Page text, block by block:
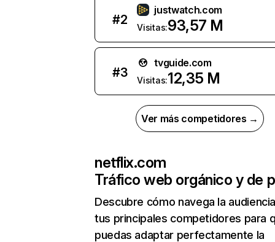
#2
justwatch.com
Visitas:93,57 M
#3
tvguide.com
Visitas:12,35 M
Ver más competidores →
netflix.com
Tráfico web orgánico y de
Descubre cómo navega la
tus principales competidores para
puedas adaptar perfectamente la